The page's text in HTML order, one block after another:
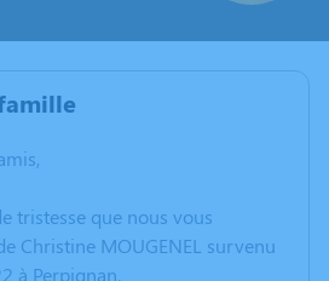
tristesse que nous vous
Christine MOUGENEL survenu
à Perpignan.